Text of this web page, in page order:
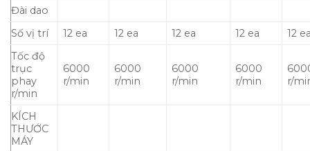
Đài dao
Số vị trí
12 ea 12 ea 12 ea 12 ea
12
Tốc độ
trục
phay
r/min
6000
r/min
6000
r/min
6000
r/min
6000
r/min
r/
KÍCH
THƯỚC
MÁY